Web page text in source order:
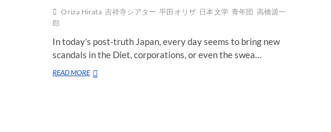
聞
Oriza Hirata 吉祥寺シアター 平田オリザ 日本文学 青年団 高橋源一
郎
In today’s post-truth Japan, every day seems to bring new
scandals in the Diet, corporations, or even the swea…
READ MOREReview